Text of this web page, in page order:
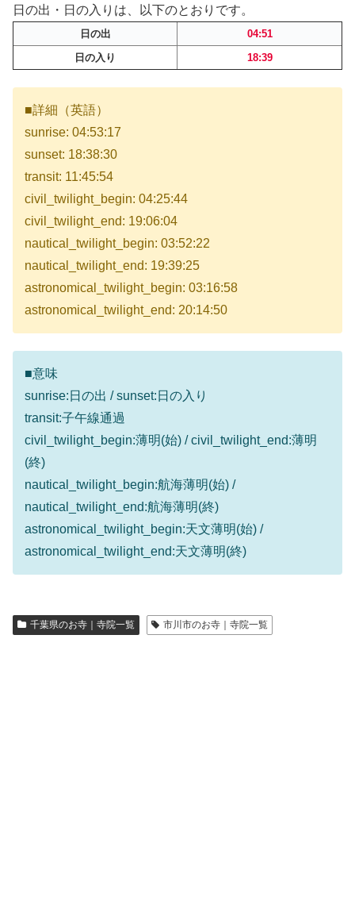
日の出・日の入りは、以下のとおりです。
日の出
04:51
日の入り
18:39
■詳細（英語）
sunrise: 04:53:17
sunset: 18:38:30
transit: 11:45:54
civil_twilight_begin: 04:25:44
civil_twilight_end: 19:06:04
nautical_twilight_begin: 03:52:22
nautical_twilight_end: 19:39:25
astronomical_twilight_begin: 03:16:58
astronomical_twilight_end: 20:14:50
■意味
sunrise:日の出 / sunset:日の入り
transit:子午線通過
civil_twilight_begin:薄明(始) / civil_twilight_end:薄明
(終)
nautical_twilight_begin:航海薄明(始) /
nautical_twilight_end:航海薄明(終)
astronomical_twilight_begin:天文薄明(始) /
astronomical_twilight_end:天文薄明(終)
千葉県のお寺｜寺院一覧 市川市のお寺｜寺院一覧